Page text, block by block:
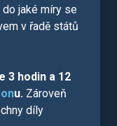
jaké míry se
v řadě států
3 hodin a 12
u. Zároveň
díly